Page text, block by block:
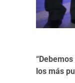
los más